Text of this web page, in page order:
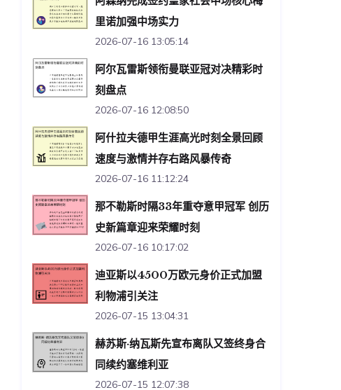
里诺加强中场实力
2026-07-16 13:05:14
阿尔瓦雷斯领衔曼联亚冠对决精彩时
刻盘点
2026-07-16 12:08:50
阿什拉夫德甲生涯高光时刻全景回顾
速度与激情并存右路风暴传奇
2026-07-16 11:12:24
那不勒斯时隔33年重夺意甲冠军 创历
史新篇章迎来荣耀时刻
2026-07-16 10:17:02
迪亚斯以4500万欧元身价正式加盟
利物浦引关注
2026-07-15 13:04:31
赫苏斯·纳瓦斯先宣布离队又签终身合
同续约塞维利亚
2026-07-15 12:07:38